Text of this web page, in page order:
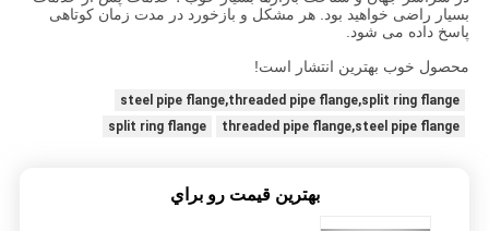
بسیار راضی خواهید بود. هر مشکل و بازخورد در مدت زمان کوتاهی
پاسخ داده می شود.
محصول خوب بهترین انتشار است!
steel pipe flange,threaded pipe flange,split ring flange
threaded pipe flange,steel pipe flange
split ring flange
بهترين قيمت رو براي